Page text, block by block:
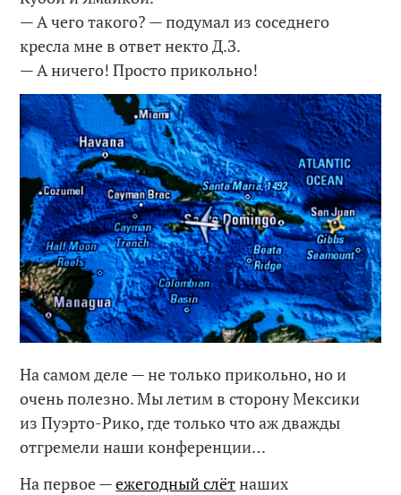
— А чего такого? — подумал из соседнего
кресла мне в ответ некто Д.З.
— А ничего! Просто прикольно!
На самом деле — не только прикольно, но и
очень полезно. Мы летим в сторону Мексики
из Пуэрто-Рико, где только что аж дважды
отгремели наши конференции…
На первое —ежегодный слётнаших